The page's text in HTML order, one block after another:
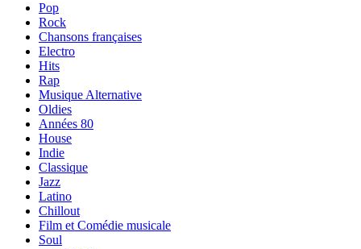
Pop
Rock
Chansons françaises
Electro
Hits
Rap
Musique Alternative
Oldies
Années 80
House
Indie
Classique
Jazz
Latino
Chillout
Film et Comédie musicale
Soul